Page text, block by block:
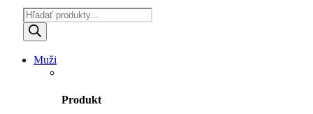
Products
search
Muži
Produkt